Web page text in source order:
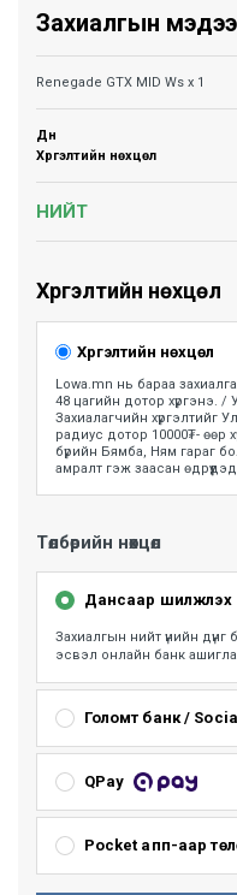
Захиалгын
Renegade GTX MID Ws x 1
Дүн
Хүргэлтийн нөхцөл
НИЙТ
Хүргэлтийн нөхцөл
Хүргэлтийн нөхцөл
Lowa.mn нь бараа
48 цагийн дотор хүргэнэ. /
Захиалагчийн хүргэлтийг
радиус дотор 10000₮- өөр
бүрийн Бямба, Ням гараг
амралт гэж заасан өдрүүдэд
Төлбөрийн нөхцөл
Дансаар шилжүүлэх
Захиалгын нийт үнийн
эсвэл онлайн банк
Голомт банк /
ГОЛОМТ банкны карт
боломжтой. Мөн Монгол
картыг Голомт банкны
хийх боломжтой
QPay
Хаан банк, Хас банк,
хөгжлийн банк, Most
ашиглан хурдан шуурхай
баталгаажуулах
Pocket апп-аар